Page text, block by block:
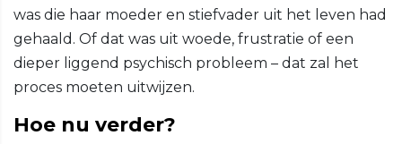
was die haar moeder en stiefvader uit het leven had
gehaald. Of dat was uit woede, frustratie of een
dieper liggend psychisch probleem – dat zal het
proces moeten uitwijzen.
Hoe nu verder?